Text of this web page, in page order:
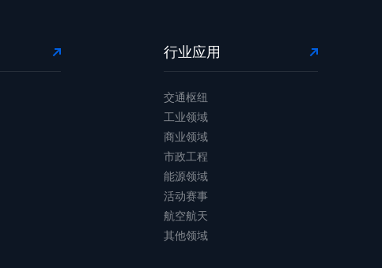
行业应用
交通枢纽
工业领域
商业领域
市政工程
能源领域
活动赛事
航空航天
其他领域